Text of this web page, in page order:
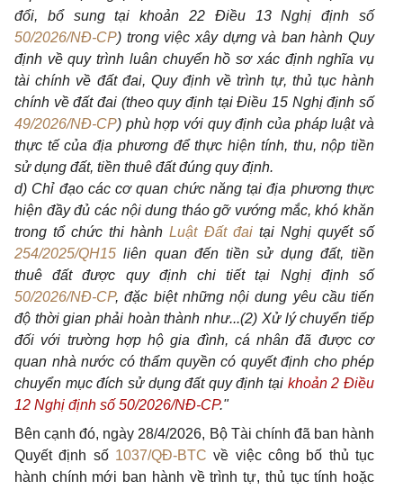
đổi, bổ sung tại khoản 22 Điều 13 Nghị định số
50/2026/NĐ-CP) trong việc xây dựng và ban hành Quy
định về quy trình luân chuyển hồ sơ xác định nghĩa vụ
tài chính về đất đai, Quy định về trình tự, thủ tục hành
chính về đất đai (theo quy định tại Điều 15 Nghị định số
49/2026/NĐ-CP) phù hợp với quy định của pháp luật và
thực tế của địa phương để thực hiện tính, thu, nộp tiền
sử dụng đất, tiền thuê đất đúng quy định.
d) Chỉ đạo các cơ quan chức năng tại địa phương thực
hiện đầy đủ các nội dung tháo gỡ vướng mắc, khó khăn
trong tổ chức thi hànhLuật Đất đaitại Nghị quyết số
254/2025/QH15 liên quan đến tiền sử dụng đất, tiền
thuê đất được quy định chi tiết tại Nghị định số
50/2026/NĐ-CP, đặc biệt những nội dung yêu cầu tiến
độ thời gian phải hoàn thành như...(2) Xử lý chuyển tiếp
đối với trường hợp hộ gia đình, cá nhân đã được cơ
quan nhà nước có thẩm quyền có quyết định cho phép
chuyển mục đích sử dụng đất quy định tại khoản 2 Điều
12 Nghị định số 50/2026/NĐ-CP."
Bên cạnh đó, ngày 28/4/2026, Bộ Tài chính đã ban hành
Quyết định số 1037/QĐ-BTC về việc công bố thủ tục
hành chính mới ban hành về trình tự, thủ tục tính hoặc